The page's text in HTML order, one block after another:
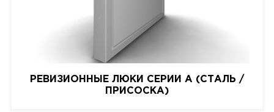
РЕВИЗИОННЫЕ ЛЮКИ СЕРИИ A (СТАЛЬ /
ПРИСОСКА)